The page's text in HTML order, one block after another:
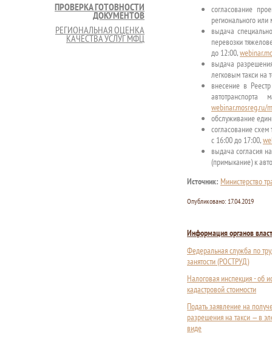
ПРОВЕРКА ГОТОВНОСТИ
ДОКУМЕНТОВ
РЕГИОНАЛЬНАЯ ОЦЕНКА
КАЧЕСТВА УСЛУГ МФЦ
согласование
регионального
выдача
перевозки
до 12:00,
выдача
легковым такси на
внесение в
webinar.mosreg.ru/
обслуживание
согласование
с 16:00 до 17:00,
выдача согласия
(примыкание) к
Источник: Министерство
Опубликовано: 17.04.2019
Информация органов
Федеральная служба по
занятости (РОСТРУД)
Налоговая инспекция - об
кадастровой стоимости
Подать заявление на
разрешения на такси — в
виде